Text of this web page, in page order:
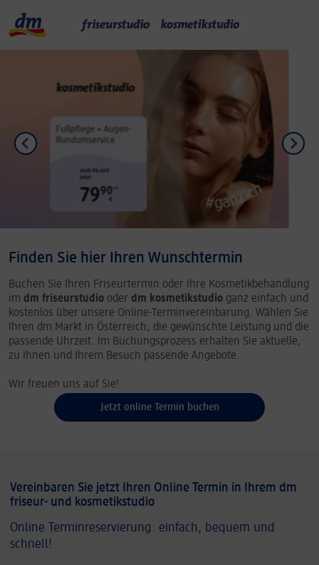
Finden Sie hier Ihren Wunschtermin
Buchen Sie Ihren Friseurtermin oder Ihre Kosmetikbehandlung
im dm friseurstudio oder dm kosmetikstudio ganz einfach und
kostenlos über unsere Online-Terminvereinbarung. Wählen Sie
Ihren dm Markt in Österreich, die gewünschte Leistung und die
passende Uhrzeit. Im Buchungsprozess erhalten Sie aktuelle,
zu Ihnen und Ihrem Besuch passende Angebote.
Wir freuen uns auf Sie!
Jetzt online Termin buchen
Vereinbaren Sie jetzt Ihren Online Termin in Ihrem dm
friseur- und kosmetikstudio
Online Terminreservierung: einfach, bequem und
schnell!